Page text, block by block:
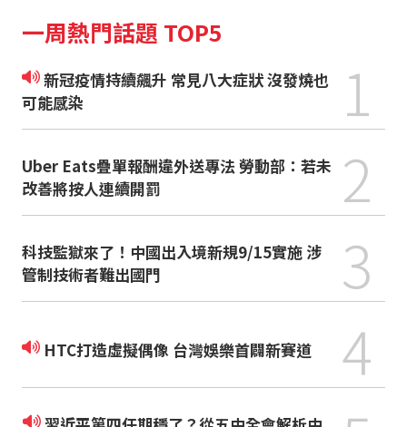
一周熱門話題 TOP5
新冠疫情持續飆升 常見八大症狀 沒發燒也
可能感染
1
Uber Eats疊單報酬違外送專法 勞動部：若未
改善將按人連續開罰
2
科技監獄來了！中國出入境新規9/15實施 涉
管制技術者難出國門
3
HTC打造虛擬偶像 台灣娛樂首闢新賽道 4